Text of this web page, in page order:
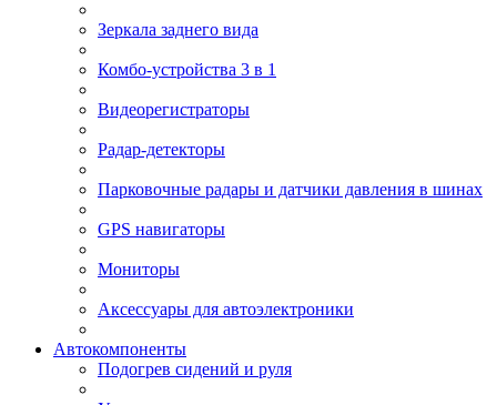
Зеркала заднего вида
Комбо-устройства 3 в 1
Видеорегистраторы
Радар-детекторы
Парковочные радары и датчики давления в шинах
GPS навигаторы
Мониторы
Аксессуары для автоэлектроники
Автокомпоненты
Подогрев сидений и руля